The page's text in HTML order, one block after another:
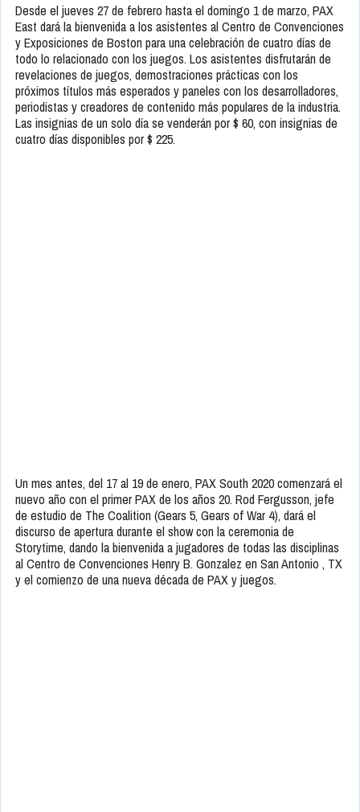
Desde el jueves 27 de febrero hasta el domingo 1 de marzo, PAX
East dará la bienvenida a los asistentes al Centro de Convenciones
y Exposiciones de Boston para una celebración de cuatro días de
todo lo relacionado con los juegos. Los asistentes disfrutarán de
revelaciones de juegos, demostraciones prácticas con los
próximos títulos más esperados y paneles con los desarrolladores,
periodistas y creadores de contenido más populares de la industria.
Las insignias de un solo día se venderán por $ 60, con insignias de
cuatro días disponibles por $ 225.
Un mes antes, del 17 al 19 de enero, PAX South 2020 comenzará el
nuevo año con el primer PAX de los años 20. Rod Fergusson, jefe
de estudio de The Coalition (Gears 5, Gears of War 4), dará el
discurso de apertura durante el show con la ceremonia de
Storytime, dando la bienvenida a jugadores de todas las disciplinas
al Centro de Convenciones Henry B. Gonzalez en San Antonio , TX
y el comienzo de una nueva década de PAX y juegos.